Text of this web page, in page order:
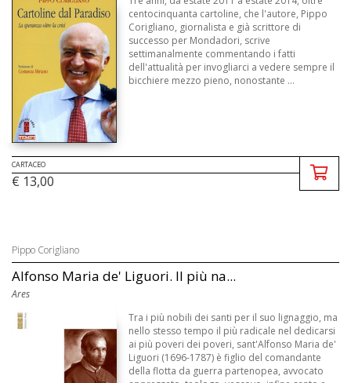
centocinquanta cartoline, che l'autore, Pippo
Corigliano, giornalista e già scrittore di
successo per Mondadori, scrive
settimanalmente commentando i fatti
dell'attualità per invogliarci a vedere sempre il
bicchiere mezzo pieno, nonostante ...
CARTACEO
€ 13,00
Pippo Corigliano
Alfonso Maria de' Liguori. Il più na...
Ares
Tra i più nobili dei santi per il suo lignaggio, ma
nello stesso tempo il più radicale nel dedicarsi
ai più poveri dei poveri, sant'Alfonso Maria de'
Liguori (1696-1787) è figlio del comandante
della flotta da guerra partenopea, avvocato